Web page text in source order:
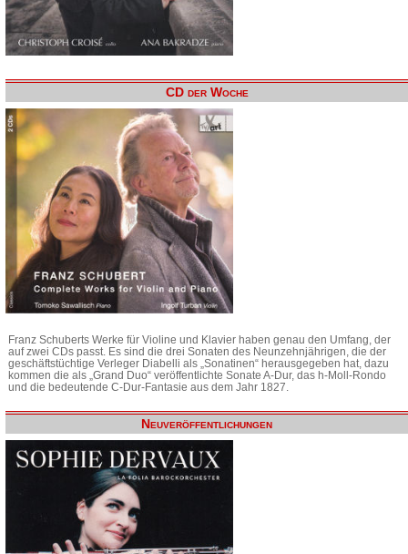
CD der Woche
Franz Schuberts Werke für Violine und Klavier haben genau den Umfang, der
auf zwei CDs passt. Es sind die drei Sonaten des Neunzehnjährigen, die der
geschäftstüchtige Verleger Diabelli als „Sonatinen“ herausgegeben hat, dazu
kommen die als „Grand Duo“ veröffentlichte Sonate A-Dur, das h-Moll-Rondo
und die bedeutende C-Dur-Fantasie aus dem Jahr 1827.
Neuveröffentlichungen